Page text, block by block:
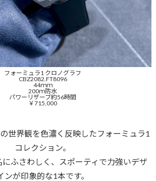
フォーミュラ1 クロノグラフ
CBZ2082.FT8096
44ｍｍ
200ｍ防水
パワーリザーブ約56時間
￥715,000
世界観を色濃く反映したフォーミュラ1
コレクション。
ふさわしく、スポーティで力強いデザ
ンが印象的な1本です。